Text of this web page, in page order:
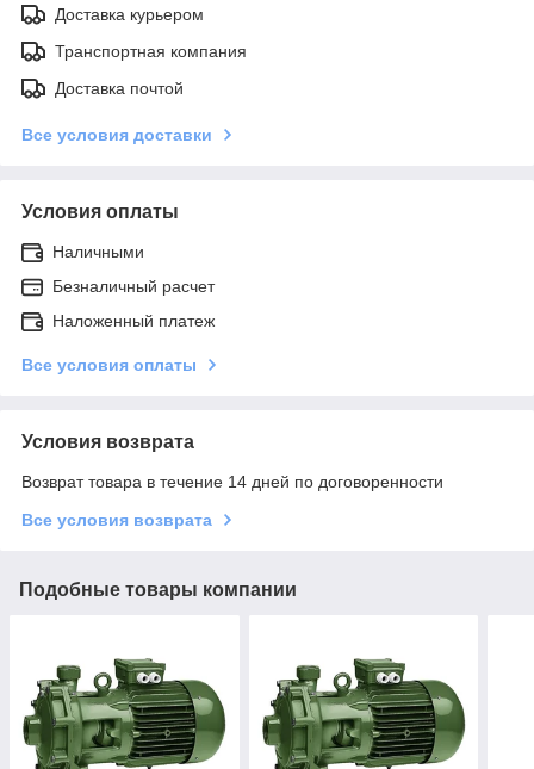
Доставка курьером
Транспортная компания
Доставка почтой
Все условия доставки
Условия оплаты
Наличными
Безналичный расчет
Наложенный платеж
Все условия оплаты
Условия возврата
Возврат товара в течение 14 дней по договоренности
Все условия возврата
Подобные товары компании